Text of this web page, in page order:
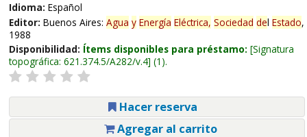
Idioma: Español
Editor: Buenos Aires: Agua y Energía Eléctrica, Sociedad del Estado,
1988
Disponibilidad: Ítems disponibles para préstamo: Signatura
topográfica: 621.374.5/A282/v.4 (1).
Hacer reserva
Agregar al carrito